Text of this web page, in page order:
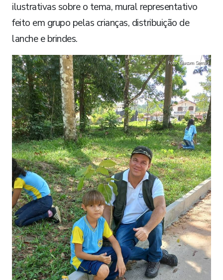
ilustrativas sobre o tema, mural representativo
feito em grupo pelas crianças, distribuição de
lanche e brindes.
Foto: Nucom Semad